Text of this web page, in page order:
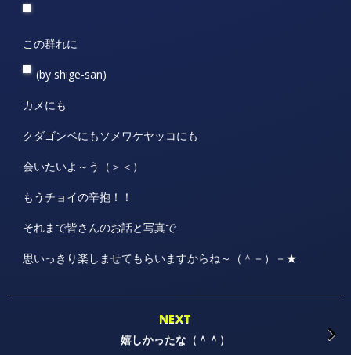
この群れに
(by shige-san)
カメにも
クダゴンベにもソメワケヤッコにも
会いたいよ～う（＞＜）
もうチョイの辛抱！！
それまで皆さんのお話と写真で
思いっきり楽しませてもらいますからね～（＾－）－★
NEXT
嬉しかったな（＾＾）